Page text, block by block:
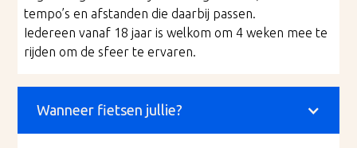
tempo’s en afstanden die daarbij passen.
Iedereen vanaf 18 jaar is welkom om 4 weken mee te
rijden om de sfeer te ervaren.
Wanneer fietsen jullie?